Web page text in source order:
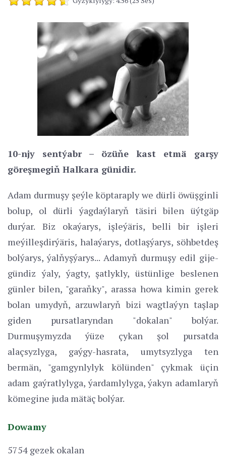
10-njy sentýabr – özüňe kast etmä garşy
göreşmegiň Halkara günidir.
Adam durmuşy şeýle köptaraply we dürli öwüşginli
bolup, ol dürli ýagdaýlaryň täsiri bilen üýtgäp
durýar. Biz okaýarys, işleýäris, belli bir işleri
meýilleşdirýäris, halaýarys, dotlaşýarys, söhbetdeş
bolýarys, ýalňyşýarys... Adamyň durmuşy edil gije-
gündiz ýaly, ýagty, şatlykly, üstünlige beslenen
günler bilen, "garaňky", arassa howa kimin gerek
bolan umydyň, arzuwlaryň bizi wagtlaýyn taşlap
giden pursatlaryndan "dokalan" bolýar.
Durmuşymyzda ýüze çykan şol pursatda
alaçsyzlyga, gaýgy-hasrata, umytsyzlyga ten
bermän, "gamgynlylyk kölünden" çykmak üçin
adam gaýratlylyga, ýardamlylyga, ýakyn adamlaryň
kömegine juda mätäç bolýar.
Dowamy
5754 gezek okalan